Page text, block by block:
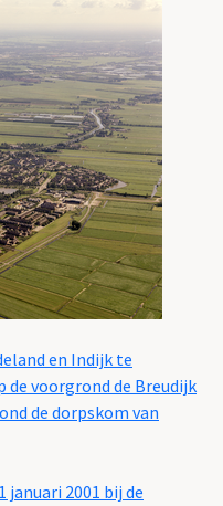
en Indijk te
voorgrond de Breudijk
de dorpskom van
januari 2001 bij de